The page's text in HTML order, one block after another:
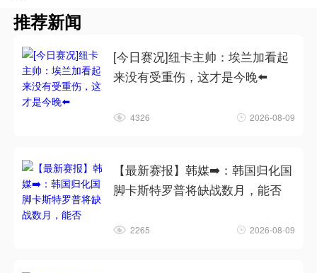
推荐新闻
[今日赛况]纽卡主帅：埃兰加看起
来没有受重伤，这才是今晚⬅️
4326 2026-08-09
【最新赛报】韩媒➡️：韩国归化国
脚卡斯特罗普将缺战数月，能否
2265 2026-08-09